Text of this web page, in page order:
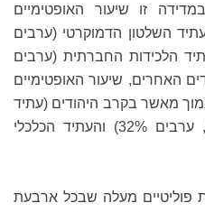
זו שיעור האופטימיים
השלטון הדמוקרטי (ערבים
ובאשר לעתיד הלכידות החברתית (ערבים
בשני המדדים האחרים, שיעור האופטימיים
מאשר בקרב היהודים (עתיד
הביטחון הלאומי: יהודים 44%, ערבים 32%) והעתיד הכלכלי
פוליטיים מעלה שבכל ארבעת